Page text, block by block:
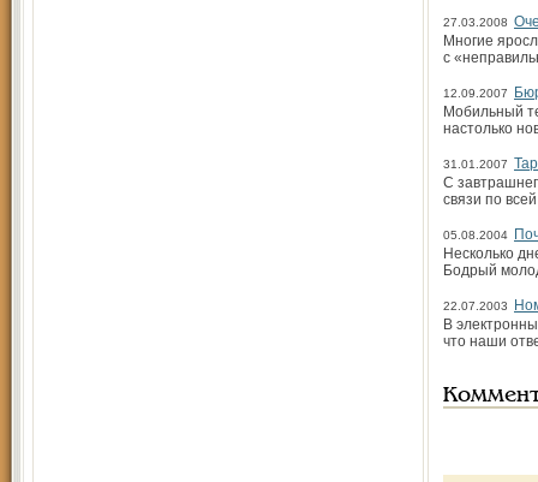
27.03.2008
Многие
с
12.09.2007
Мобильный
настолько
31.01.2007
С
связи по
05.08.2004
Несколько
Бодрый
22.07.2003
В
что наши